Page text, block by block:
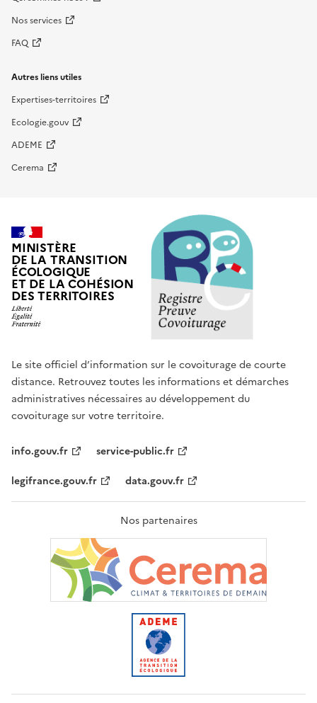
Nos services
FAQ
Autres liens utiles
Expertises-territoires
Ecologie.gouv
ADEME
Cerema
MINISTÈRE
DE LA TRANSITION
ÉCOLOGIQUE
ET DE LA COHÉSION
DES TERRITOIRES
Le site officiel d’information sur le covoiturage de courte
distance. Retrouvez toutes les informations et démarches
administratives nécessaires au développement du
covoiturage sur votre territoire.
info.gouv.fr
service-public.fr
legifrance.gouv.fr
data.gouv.fr
Nos partenaires